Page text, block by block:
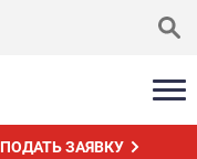
ПОДАТЬ ЗАЯВКУ